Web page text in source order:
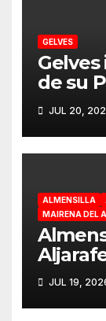
GELVES
de su
reales
JUL 20,
ALMENSILLA
MAIRENA DEL
Almensilla,
por
JUL 19,